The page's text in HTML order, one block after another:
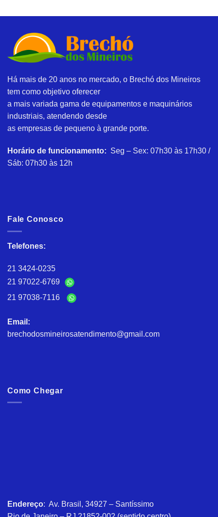
Há mais de 20 anos no mercado, o Brechó dos Mineiros
tem como objetivo oferecer
a mais variada gama de equipamentos e maquinários
industriais, atendendo desde
as empresas de pequeno à grande porte.
Horário de funcionamento: Seg – Sex: 07h30 às 17h30 /
Sáb: 07h30 às 12h
Fale Conosco
Telefones:
21 3424-0235
21 97022-6769
21 97038-7116
Email:
brechodosmineirosatendimento@gmail.com
Como Chegar
Endereço: Av. Brasil, 34927 – Santíssimo